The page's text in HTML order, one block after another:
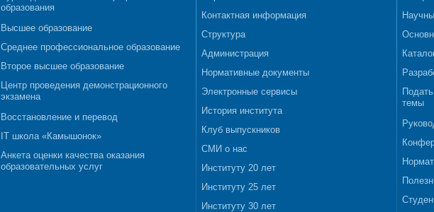
образования
Высшее образование
Среднее профессиональное образование
Второе высшее образование
Центр проведения демонстрационного
экзамена
Восстановление и перевод
IT школа «Камышонок»
Анкета оценки качества оказания
образовательных услуг
Контактная информация
Структура
Администрация
Нормативные документы
Электронные сервисы
История института
Клуб выпускников
СМИ о нас
Институту 20 лет
Институту 25 лет
Институту 30 лет
темы